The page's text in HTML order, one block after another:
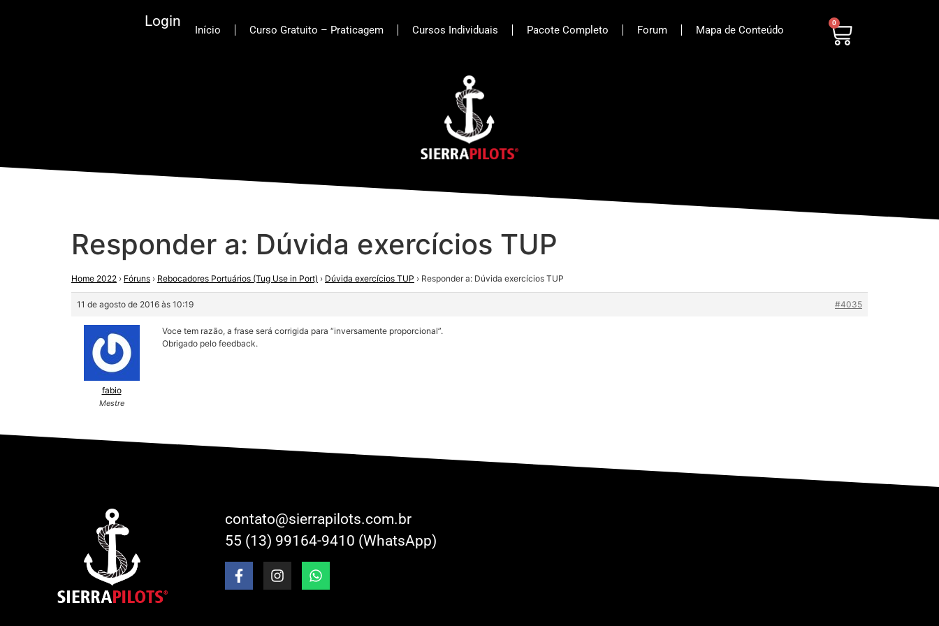
Início Curso Gratuito – Praticagem Cursos Individuais Pacote Completo Forum Mapa de Conteúdo
Login 0
Responder a: Dúvida exercícios TUP
Home 2022 › Fóruns › Rebocadores Portuários (Tug Use in Port) › Dúvida exercícios TUP › Responder a: Dúvida exercícios TUP
11 de agosto de 2016 às 10:19 #4035
fabio
Mestre
Voce tem razão, a frase será corrigida para “inversamente proporcional”.
Obrigado pelo feedback.
contato@sierrapilots.com.br
55 (13) 99164-9410 (WhatsApp)